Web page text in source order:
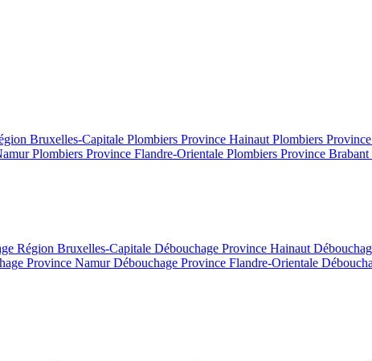
Bruxelles-Capitale Plombiers Province Hainaut Plombiers
Plombiers Province Flandre-Orientale Plombiers Province Brabant
Région Bruxelles-Capitale Débouchage Province Hainaut
Province NamurDébouchage Province Flandre-Orientale